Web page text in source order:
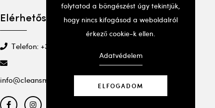
Elérhetőségek
Telefon: +36 20 501 2295
info@cleansmartbeauty.com
folytatod a böngészést úgy tekintjük,
hogy nincs kifogásod a weboldalról
érkező cookie-k ellen.
Adatvédelem
ELFOGADOM